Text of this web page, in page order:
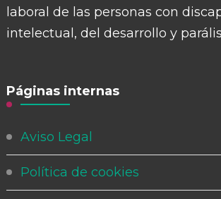
laboral de las personas con
intelectual, del desarrollo y
Páginas internas
Aviso Legal
Política de cookies